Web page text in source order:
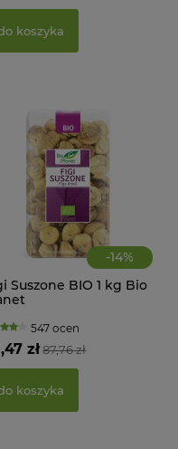
koszyka
-14%
Suszone BIO 1 kg Bio
547 ocen
87,76 zł
zł
koszyka